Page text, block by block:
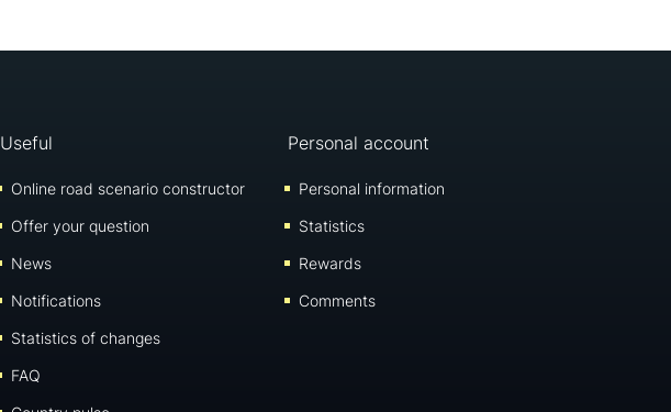
Useful
Online road scenario constructor
Offer your question
News
Notifications
Statistics of changes
FAQ
Personal account
Personal information
Statistics
Rewards
Comments